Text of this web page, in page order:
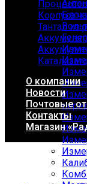
Корпуса
Тантал из
О компании
Новости
Почтовые
Контакты
Магазин
Click to enlarge